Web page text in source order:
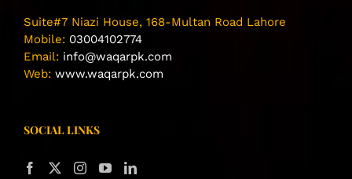
Suite#7 Niazi House, 168-Multan Road Lahore
Mobile: 03004102774
Email: info@waqarpk.com
Web: www.waqarpk.com
SOCIAL LINKS